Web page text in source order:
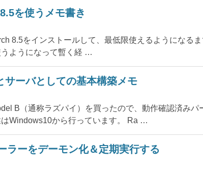
を使うメモ書き
8.5をインストールして、最低限使えるようになる
ようになって暫く経 …
ーバとしての基本構築メモ
B（通称ラズパイ）を買ったので、動作確認済みパ
Windows10から行っています。 Ra …
ーをデーモン化＆定期実行する